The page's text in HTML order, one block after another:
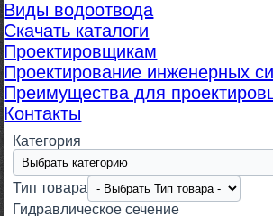
Виды водоотвода
Скачать каталоги
Проектировщикам
Проектирование инженерных
Преимущества для
Контакты
Категория
Тип товара
Гидравлическое сечение